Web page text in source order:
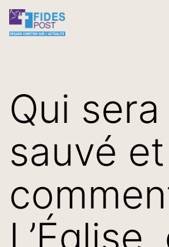
Aller
auFidesPost
Qui sera
sauvé et